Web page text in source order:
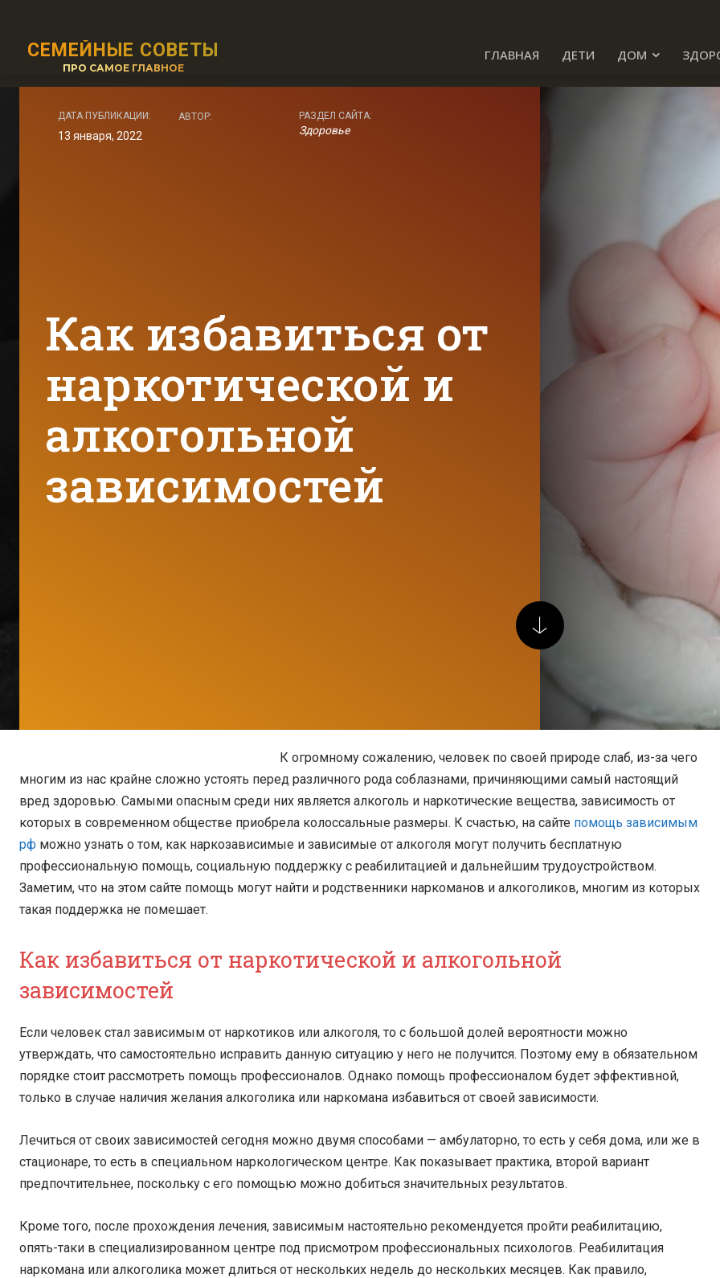
СЕМЕЙНЫЕ СОВЕТЫ
ПРО САМОЕ ГЛАВНОЕ
ГЛАВНАЯ ДЕТИ ДОМ
Как избавиться от
наркотической и
алкогольной
зависимостей
ДАТА ПУБЛИКАЦИИ:
13 января, 2022
АВТОР: РАЗДЕЛ САЙТА:
Здоровье
К огромному сожалению, человек по своей природе слаб, из-за чего
многим из нас крайне сложно устоять перед различного рода соблазнами, причиняющими самый настоящий
вред здоровью. Самыми опасным среди них является алкоголь и наркотические вещества, зависимость от
которых в современном обществе приобрела колоссальные размеры. К счастью, на сайте помощь зависимым
рф можно узнать о том, как наркозависимые и зависимые от алкоголя могут получить бесплатную
профессиональную помощь, социальную поддержку с реабилитацией и дальнейшим трудоустройством.
Заметим, что на этом сайте помощь могут найти и родственники наркоманов и алкоголиков, многим из которых
такая поддержка не помешает.
Как избавиться от наркотической и алкогольной
зависимостей
Если человек стал зависимым от наркотиков или алкоголя, то с большой долей вероятности можно
утверждать, что самостоятельно исправить данную ситуацию у него не получится. Поэтому ему в обязательном
порядке стоит рассмотреть помощь профессионалов. Однако помощь профессионалом будет эффективной,
только в случае наличия желания алкоголика или наркомана избавиться от своей зависимости.
Лечиться от своих зависимостей сегодня можно двумя способами — амбулаторно, то есть у себя дома, или же в
стационаре, то есть в специальном наркологическом центре. Как показывает практика, второй вариант
предпочтительнее, поскольку с его помощью можно добиться значительных результатов.
Кроме того, после прохождения лечения, зависимым настоятельно рекомендуется пройти реабилитацию,
опять-таки в специализированном центре под присмотром профессиональных психологов. Реабилитация
наркомана или алкоголика может длиться от нескольких недель до нескольких месяцев. Как правило,